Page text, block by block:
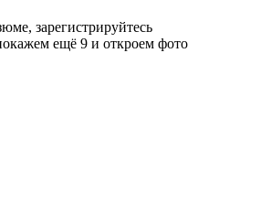
зарегистрируйтесь
ещё 9 и откроем фото